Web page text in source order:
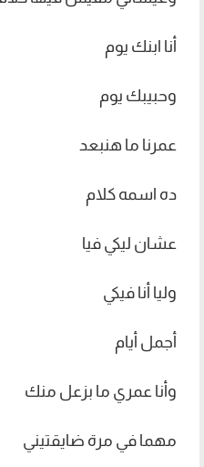
أنا ابنك يوم
وحبيبك يوم
عمرنا ما هنبعد
ده اسمه كلام
عشان ليكي فيا
وليا أنا فيكي
أجمل أيام
وأنا عمري ما بزعل منك
مهما في مرة ضايقتيني